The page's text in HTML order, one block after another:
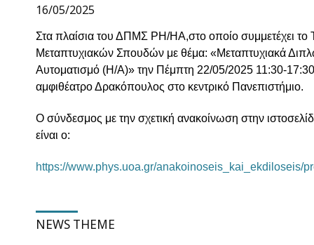
16/05/2025
Στα πλαίσια του ΔΠΜΣ ΡΗ/ΗΑ,στο οποίο συμμετέχει
Μεταπτυχιακών Σπουδών με θέμα: «Μεταπτυχιακά
Αυτοματισμό (Η/Α)» την Πέμπτη 22/05/2025 11:30-
αμφιθέατρο Δρακόπουλος στο κεντρικό Πανεπιστήμιο.
Ο σύνδεσμος με την σχετική ανακοίνωση στην
είναι ο:
https://www.phys.uoa.gr/
NEWS THEME